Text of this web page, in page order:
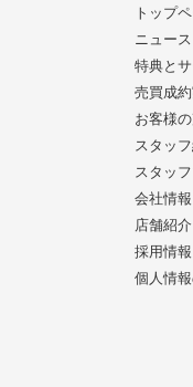
トップ
ニュース
特典と
売買成
お客様
スタッ
スタッ
会社情報
店舗紹介
採用情報
個人情